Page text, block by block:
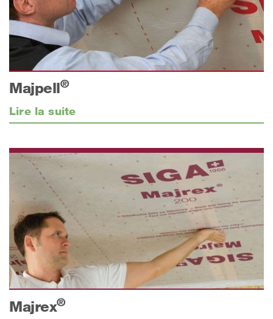
Majpell®
Lire la suite
Majrex®